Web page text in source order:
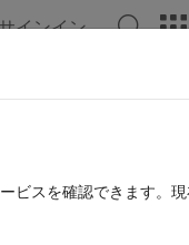
インイン
ビスを確認できます。